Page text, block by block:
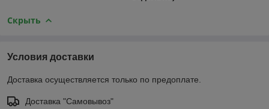
Скрыть
Условия доставки
Доставка осуществляется только по предоплате.
Доставка "Самовывоз"